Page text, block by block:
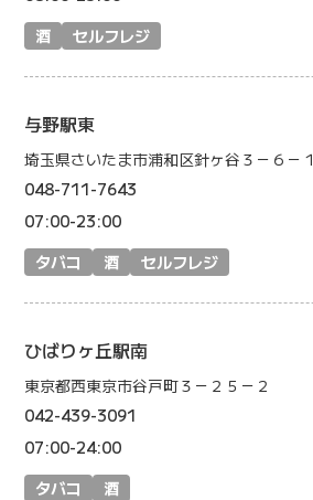
酒
セルフレジ
与野駅東
埼玉県さいたま市浦和区針ヶ谷３－６－１
048-711-7643
07:00-23:00
タバコ
酒 セルフレジ
ひばりヶ丘駅南
東京都西東京市谷戸町３－２５－２
042-439-3091
07:00-24:00
タバコ
酒